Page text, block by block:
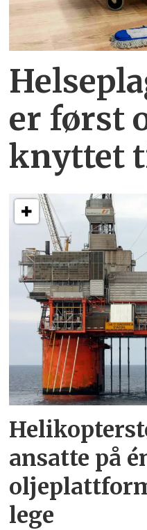
er først
knyttet
ansatte på
lege